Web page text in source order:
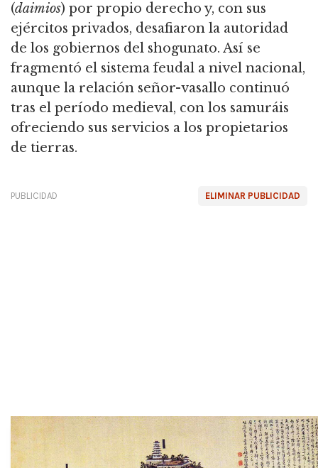
(daimios) por propio derecho y, con sus
ejércitos privados, desafiaron la autoridad
de los gobiernos del shogunato. Así se
fragmentó el sistema feudal a nivel nacional,
aunque la relación señor-vasallo continuó
tras el período medieval, con los samuráis
ofreciendo sus servicios a los propietarios
de tierras.
ELIMINAR PUBLICIDAD
PUBLICIDAD